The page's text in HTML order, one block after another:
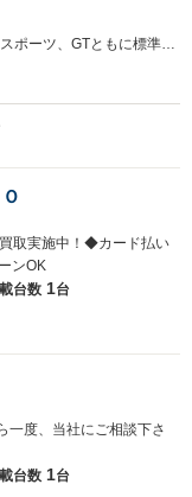
取実施中！◆カード払い
ンOK
台数 1台
一度、当社にご相談下さ
台数 1台